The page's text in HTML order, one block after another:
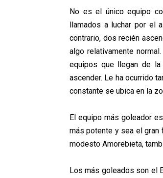
No es el único equipo
llamados a luchar por el
contrario, dos recién
algo relativamente
equipos que llegan de
ascender. Le ha ocurrido
constante se ubica en la
El equipo más goleador
más potente y sea el gran
modesto Amorebieta,
Los más goleados son el